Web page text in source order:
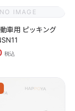
NO IMAGE
車用 ピッキング
税込